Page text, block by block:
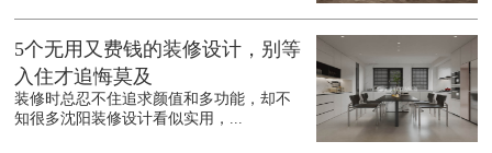
5个无用又费钱的装修设计，别等
入住才追悔莫及
装修时总忍不住追求颜值和多功能，却不
知很多沈阳装修设计看似实用，...